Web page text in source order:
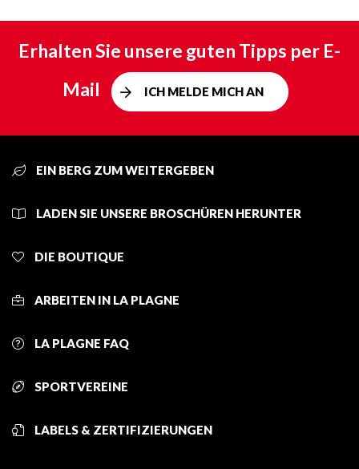
Erhalten Sie unsere guten Tipps per E-
Mail
ICH MELDE MICH AN
EIN BERG ZUM WEITERGEBEN
LADEN SIE UNSERE BROSCHÜREN HERUNTER
DIE BOUTIQUE
ARBEITEN IN LA PLAGNE
LA PLAGNE FAQ
SPORTVEREINE
LABELS & ZERTIFIZIERUNGEN